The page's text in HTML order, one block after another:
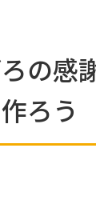
の感
ろう